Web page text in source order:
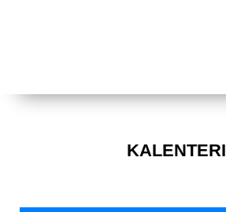
KALENTERI